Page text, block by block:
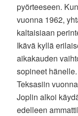
pyörteeseen.
vuonna 1962,
kaltaisiaan
Ikävä kyllä
aikakauden
sopineet
Teksasiin
Joplin alkoi
edelleen